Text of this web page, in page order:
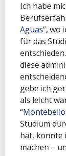
Ich habe
Aguas”, wo
für das
diese
gebe ich
als leicht
“
Studium
hat, konnte
machen –